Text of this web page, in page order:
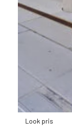
Look pris